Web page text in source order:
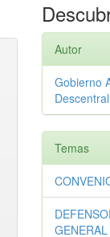
Autor
Gobierno
Temas